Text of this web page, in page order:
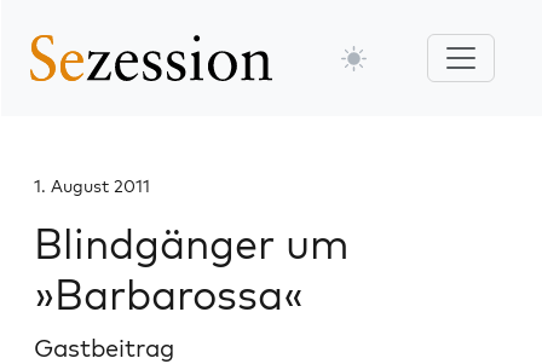
1. August 2011
Blindgänger um
»Barbarossa«
Gastbeitrag